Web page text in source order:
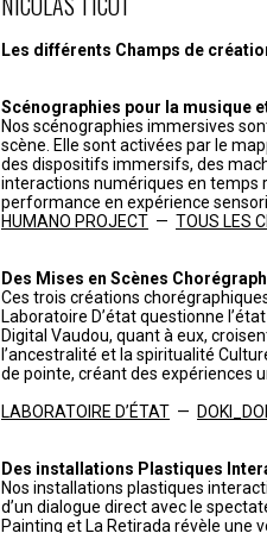
Les différents Champs de
Scénographies pour la musique
Nos scénographies immersives
scène. Elle sont activées par le
des dispositifs immersifs, des
interactions numériques en temps
performance en expérience
HUMANO PROJECT — TOUS LES
Des Mises en Scènes
Ces trois créations
Laboratoire D’état questionne
Digital Vaudou, quant à eux,
l’ancestralité et la spiritualité
de pointe, créant des expériences
LABORATOIRE D’ÉTAT —
Des installations Plastiques
Nos installations plastiques
d’un dialogue direct avec le
Painting et La Retirada révèle